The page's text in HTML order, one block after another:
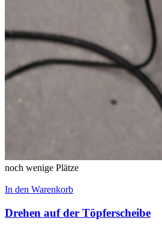
noch wenige Plätze
In den Warenkorb
Drehen auf der Töpferscheibe